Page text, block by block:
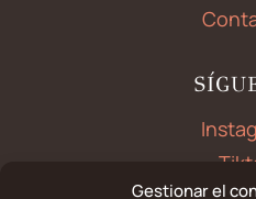
Gestionar el